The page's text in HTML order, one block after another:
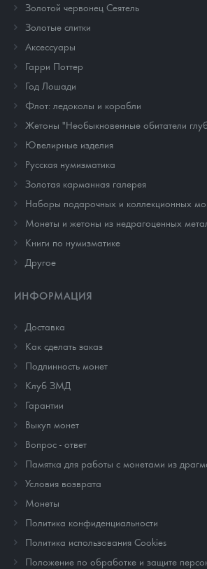
Золотой червонец Сеятель
Золотые слитки
Аксессуары
Гарри Поттер
Год Лошади
Флот: ледоколы и корабли
Жетоны "Необыкновенные обитатели
Ювелирные изделия
Русская нумизматика
Золотая карманная галерея
Наборы подарочных и коллекционных
Монеты и жетоны из недрагоценных
Книги по нумизматике
Другое
ИНФОРМАЦИЯ
Доставка
Как сделать заказ
Подлинность монет
Клуб ЗМД
Гарантии
Выкуп монет
Вопрос - ответ
Памятка для работы с монетами из
Условия возврата
Монеты
Политика конфиденциальности
Политика использования Cookies
Положение по обработке и защите